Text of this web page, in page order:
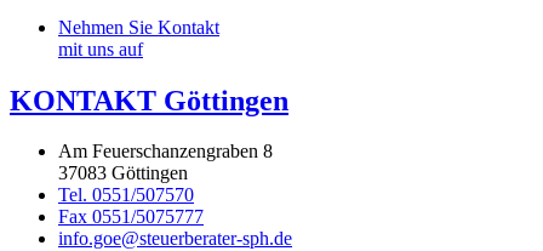
Nehmen Sie Kontakt
mit uns auf
KONTAKT Göttingen
Am Feuerschanzengraben 8
37083 Göttingen
Tel. 0551/507570
Fax 0551/5075777
info.goe@steuerberater-sph.de